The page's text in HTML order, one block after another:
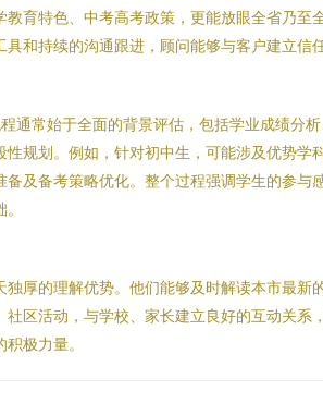
育特色、中考高考政策，更能放眼全省乃
和持续的沟通跟进，顾问能够与客户建立信
通常始于全面的背景评估，包括学业成绩分
规划。例如，针对初中生，可能涉及优势
及备考策略优化。整个过程强调学生的参
厚的理解优势。他们能够及时解读本市最
区活动，与学校、家长建立良好的互动关
极力量。